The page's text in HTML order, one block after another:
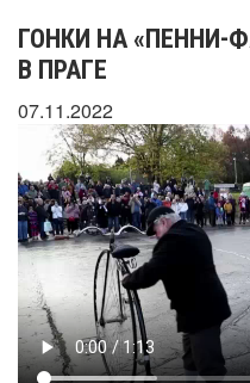
ГОНКИ НА «ПЕННИ-
В ПРАГЕ
07.11.2022